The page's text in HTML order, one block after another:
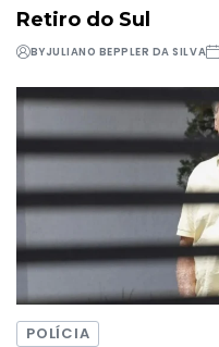
Retiro do Sul
BYJULIANO BEPPLER DA SILVA
POLÍCIA